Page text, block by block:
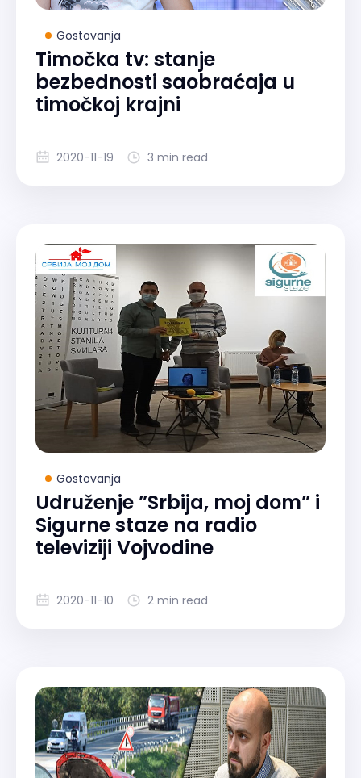
Gostovanja
Timočka tv: stanje
bezbednosti saobraćaja u
timočkoj krajni
2020-11-19 3 min read
Gostovanja
Udruženje ”Srbija, moj dom” i
Sigurne staze na radio
televiziji Vojvodine
2020-11-10 2 min read